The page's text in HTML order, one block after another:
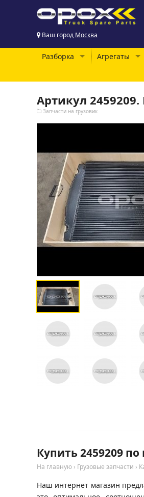
Ваш город Москва
Разборка Агрегаты
Артикул
Запчасти на грузовик
Купить 2459209
На главную › Грузовые запчасти ›
Наш интернет магазин